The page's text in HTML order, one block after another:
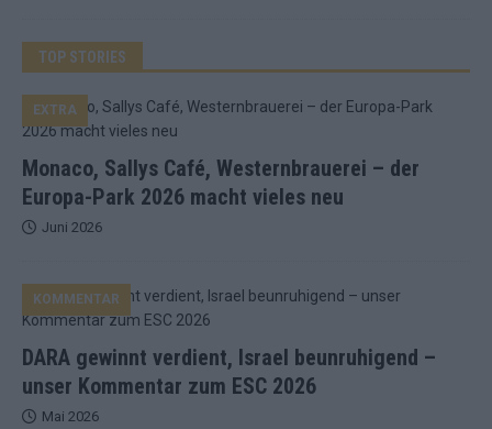
TOP STORIES
Monaco, Sallys Café, Westernbrauerei – der
Europa-Park 2026 macht vieles neu
EXTRA
Juni 2026
DARA gewinnt verdient, Israel beunruhigend –
unser Kommentar zum ESC 2026
KOMMENTAR
Mai 2026